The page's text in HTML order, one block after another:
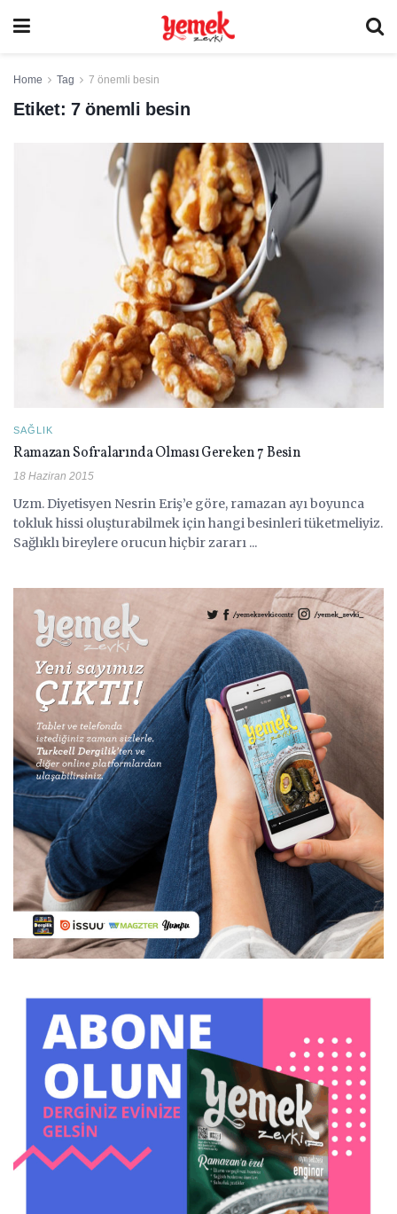
Home Tag 7 önemli besin
Etiket: 7 önemli besin
SAĞLIK
Ramazan Sofralarında Olması Gereken 7 Besin
18 Haziran 2015
Uzm. Diyetisyen Nesrin Eriş’e göre, ramazan ayı boyunca
tokluk hissi oluşturabilmek için hangi besinleri tüketmeliyiz.
Sağlıklı bireylere orucun hiçbir zararı ...